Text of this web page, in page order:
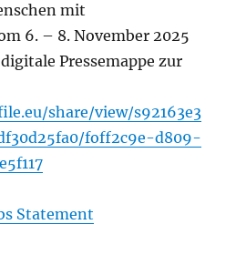
mit
6. – 8. November 2025
Pressemappe zur
share/view/s92163e3
foff2c9e-d809-
Statement